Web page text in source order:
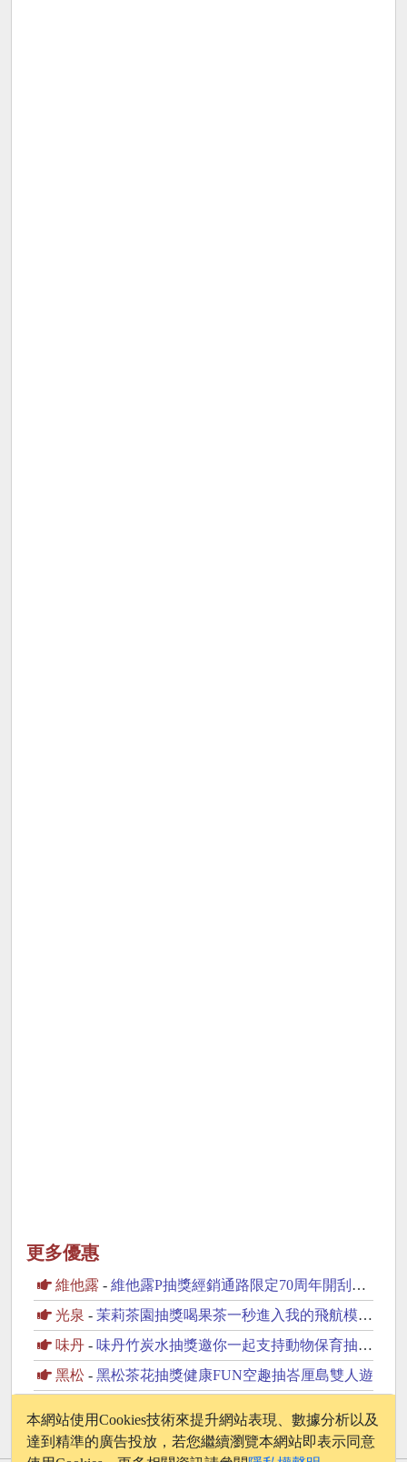
更多優惠
維他露 - 維他露P抽獎經銷通路限定70周年開刮抽復古純金金幣
光泉 - 茉莉茶園抽獎喝果茶一秒進入我的飛航模式抽PS5
味丹 - 味丹竹炭水抽獎邀你一起支持動物保育抽2萬元旅遊金
黑松 - 黑松茶花抽獎健康FUN空趣抽峇厘島雙人遊
本網站使用Cookies技術來提升網站表現、數據分析以及
達到精準的廣告投放，若您繼續瀏覽本網站即表示同意